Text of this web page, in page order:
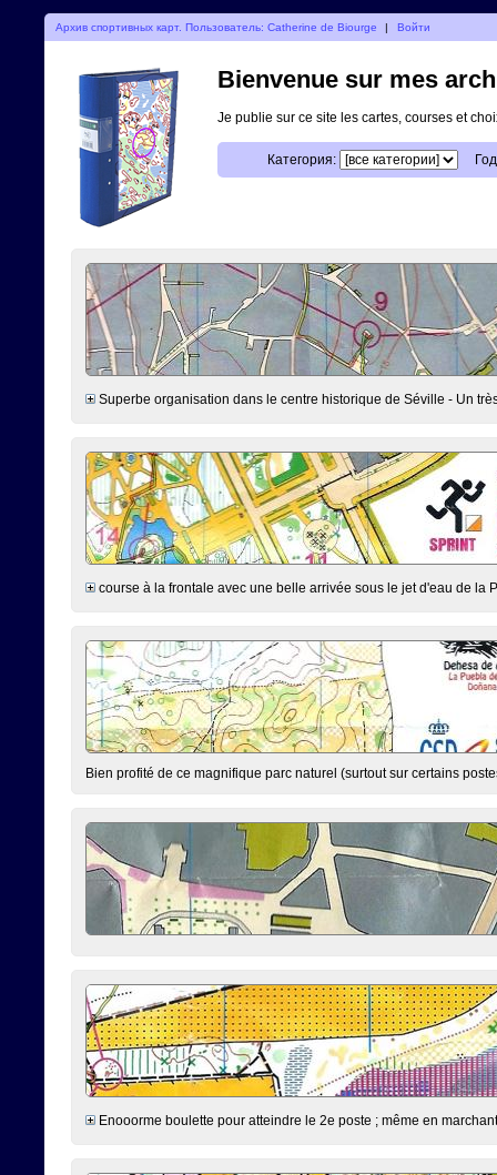
Архив спортивных карт. Пользователь: Catherine de Biourge | Войти
Bienvenue sur mes
Je publie sur ce site les cartes, courses et
Категория:
Superbe organisation dans le centre historique de Séville - Un
course à la frontale avec une belle arrivée sous le jet d'eau de la
Bien profité de ce magnifique parc naturel (surtout sur certains
Enooorme boulette pour atteindre le 2e poste ; même en